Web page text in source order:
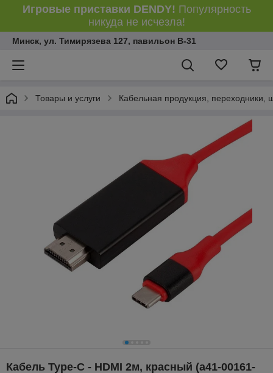
Игровые приставки DENDY! Популярность
никуда не исчезла!
Минск, ул. Тимирязева 127, павильон В-31
Товары и услуги Кабельная продукция, переходники,
Кабель Type-C - HDMI 2м, красный (a41-00161-